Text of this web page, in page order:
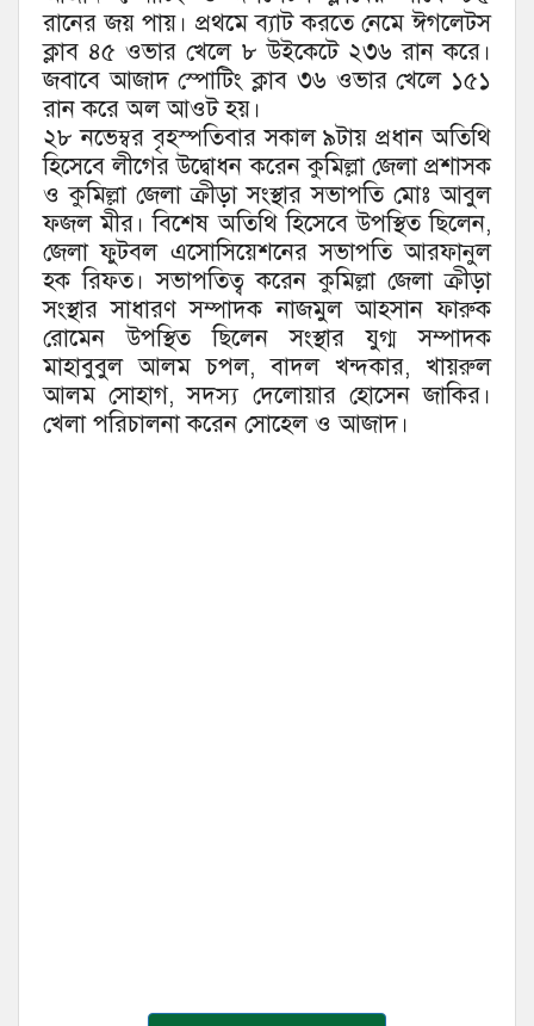
রানের জয় পায়। প্রথমে ব্যাট করতে নেমে ঈগলেটস
ক্লাব ৪৫ ওভার খেলে ৮ উইকেটে ২৩৬ রান করে।
জবাবে আজাদ স্পোটিং ক্লাব ৩৬ ওভার খেলে ১৫১
রান করে অল আওট হয়।
২৮ নভেম্বর বৃহস্পতিবার সকাল ৯টায় প্রধান অতিথি
হিসেবে লীগের উদ্বোধন করেন কুমিল্লা জেলা প্রশাসক
ও কুমিল্লা জেলা ক্রীড়া সংস্থার সভাপতি মোঃ আবুল
ফজল মীর। বিশেষ অতিথি হিসেবে উপস্থিত ছিলেন,
জেলা ফুটবল এসোসিয়েশনের সভাপতি আরফানুল
হক রিফত। সভাপতিত্ব করেন কুমিল্লা জেলা ক্রীড়া
সংস্থার সাধারণ সম্পাদক নাজমুল আহসান ফারুক
রোমেন উপস্থিত ছিলেন সংস্থার যুগ্ম সম্পাদক
মাহাবুবুল আলম চপল, বাদল খন্দকার, খায়রুল
আলম সোহাগ, সদস্য দেলোয়ার হোসেন জাকির।
খেলা পরিচালনা করেন সোহেল ও আজাদ।